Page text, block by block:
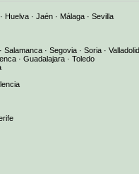
· Huelva · Jaén · Málaga · Sevilla
· Salamanca · Segovia · Soria · Valladolid
· Guadalajara · Toledo